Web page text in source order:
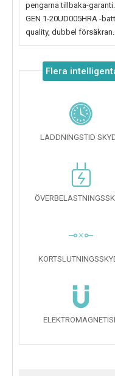
pengarna tillbaka-
GEN 1-20UD005HRA -
quality, dubbel försäkran.
Flera
LADDNINGSTID